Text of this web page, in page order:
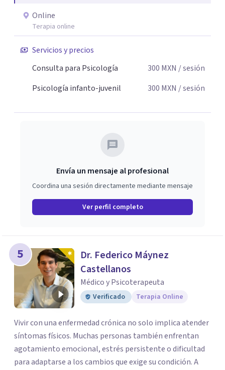
Online
Terapia online
Servicios y precios
Consulta para Psicología
300 MXN / sesión
Psicología infanto-juvenil
300 MXN / sesión
Envía un mensaje al profesional
Coordina una sesión directamente mediante mensaje
Ver perfil completo
5
Dr. Federico Máynez
Castellanos
Médico y Psicoterapeuta
Verificado Terapia Online
Vivir con una enfermedad crónica no solo implica atender
síntomas físicos. Muchas personas también enfrentan
agotamiento emocional, estrés persistente o dificultad
para adaptarse a los cambios que exige su condición. A